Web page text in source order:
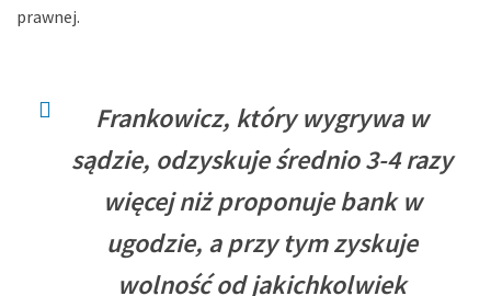
prawnej.
Frankowicz, który wygrywa w
sądzie, odzyskuje średnio 3-4 razy
więcej niż proponuje bank w
ugodzie, a przy tym zyskuje
wolność od jakichkolwiek